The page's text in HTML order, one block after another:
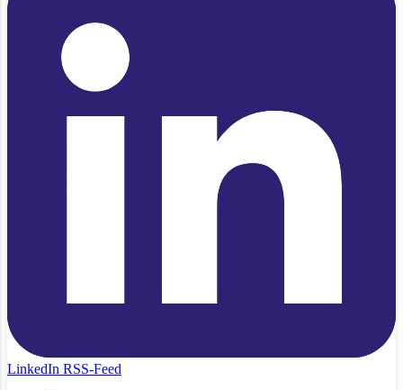
LinkedIn RSS-Feed